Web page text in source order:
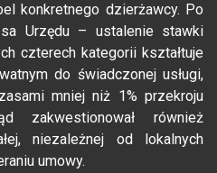
konkretnego dzierżawcy. Po
Urzędu – ustalenie stawki
czterech kategorii kształtuje
do świadczonej usługi,
mniej niż 1% przekroju
zakwestionował również
niezależnej od lokalnych
umowy.